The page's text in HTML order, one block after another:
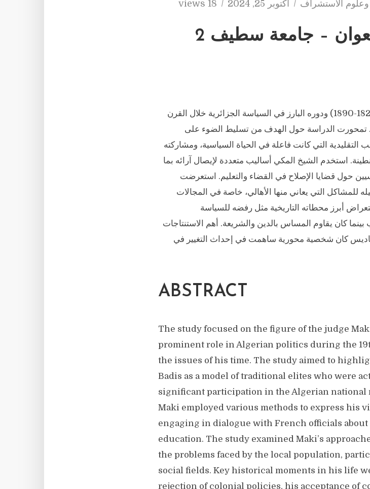
الاستشراف أكتوبر 25, 2024 18 views
– جامعة سطيف 2
تناولت الدراسة القاضي المكي بن باديس (1820-1890) ودوره البارز في السياسة الجزائرية خلال القرن
تمحورت الدراسة حول الهدف من تسليط الضوء على
التي كانت فاعلة في الحياة السياسية، ومشاركته
استخدم الشيخ المكي أساليب متعددة لإيصال آرائه بما
حول قضايا الإصلاح في القضاء والتعليم. استعرضت
للمشاكل التي يعاني منها الأهالي، خاصة في المجالات
أبرز محطاته التاريخية مثل رفضه للسياسة
بينما كان يقاوم المساس بالدين والشريعة. أهم الاستنتاجات
باديس كان شخصية محورية ساهمت في إحداث التغيير في
ABSTRACT
The study focused on the figure of the judge
prominent role in Algerian politics during the
the issues of his time. The study aimed to
Badis as a model of traditional elites who were
significant participation in the Algerian national
Maki employed various methods to express his
engaging in dialogue with French officials
education. The study examined Maki’s
the problems faced by the local population,
social fields. Key historical moments in his life
rejection of colonial policies, his acceptance of